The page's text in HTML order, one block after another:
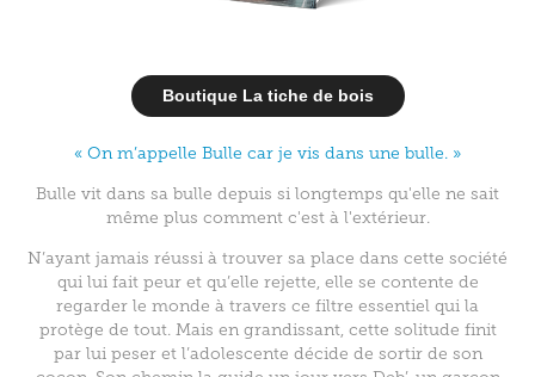
Boutique La tiche de bois
« On m’appelle Bulle car je vis dans une bulle. »
Bulle vit dans sa bulle depuis si longtemps qu'elle ne sait
même plus comment c'est à l'extérieur.
N’ayant jamais réussi à trouver sa place dans cette société
qui lui fait peur et qu’elle rejette, elle se contente de
regarder le monde à travers ce filtre essentiel qui la
protège de tout. Mais en grandissant, cette solitude finit
par lui peser et l’adolescente décide de sortir de son